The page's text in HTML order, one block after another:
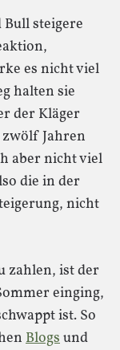
steigere
es nicht viel
halten sie
der Kläger
Jahren
aber nicht viel
die in der
nicht
zahlen, ist der
einging,
ist. So
Blogsund